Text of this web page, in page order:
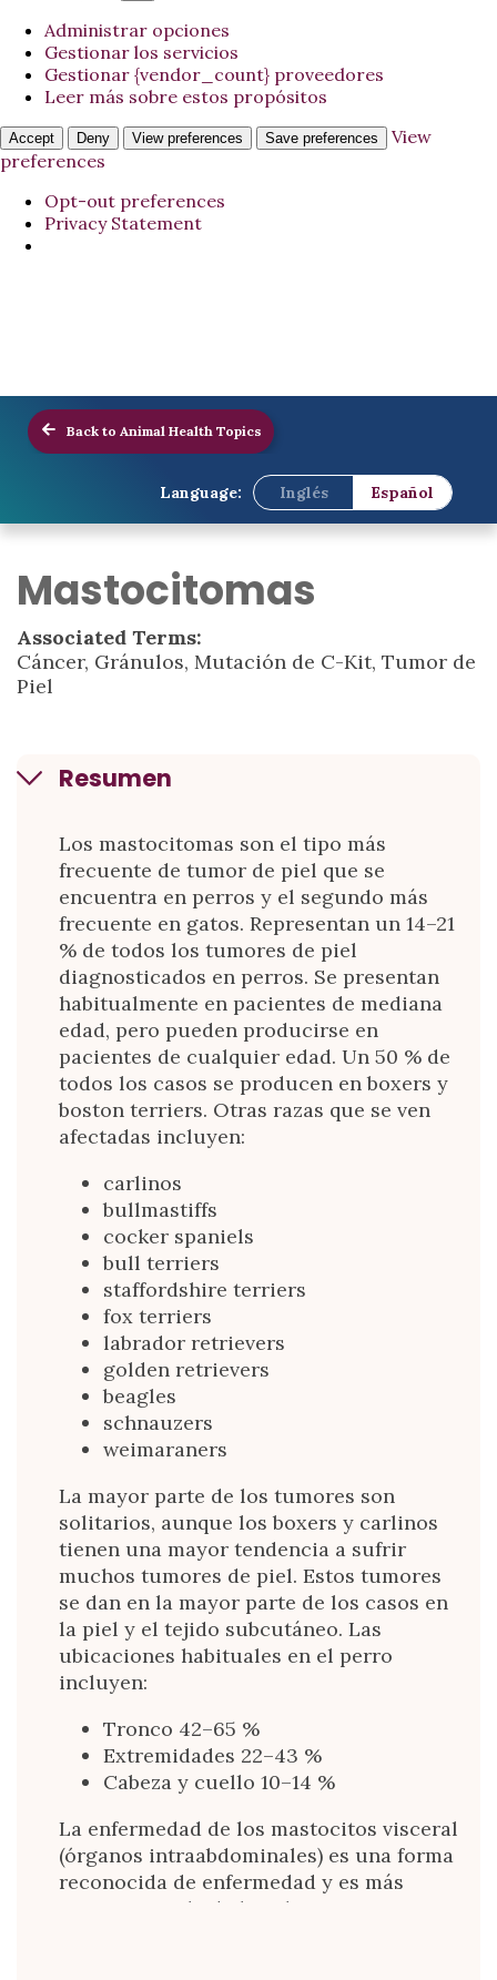
Administrar opciones
Gestionar los servicios
Gestionar {vendor_count} proveedores
Leer más sobre estos propósitos
Accept Deny View preferences Save preferences
View
preferences
Opt-out preferences
Privacy Statement
Back to Animal Health Topics
Language: Inglés Español
Mastocitomas
Associated Terms:
Cáncer, Gránulos, Mutación de C-Kit, Tumor de
Piel
Resumen
Los mastocitomas son el tipo más
frecuente de tumor de piel que se
encuentra en perros y el segundo más
frecuente en gatos. Representan un 14–21
% de todos los tumores de piel
diagnosticados en perros. Se presentan
habitualmente en pacientes de mediana
edad, pero pueden producirse en
pacientes de cualquier edad. Un 50 % de
todos los casos se producen en boxers y
boston terriers. Otras razas que se ven
afectadas incluyen:
carlinos
bullmastiffs
cocker spaniels
bull terriers
staffordshire terriers
fox terriers
labrador retrievers
golden retrievers
beagles
schnauzers
weimaraners
La mayor parte de los tumores son
solitarios, aunque los boxers y carlinos
tienen una mayor tendencia a sufrir
muchos tumores de piel. Estos tumores
se dan en la mayor parte de los casos en
la piel y el tejido subcutáneo. Las
ubicaciones habituales en el perro
incluyen:
Tronco 42–65 %
Extremidades 22–43 %
Cabeza y cuello 10–14 %
La enfermedad de los mastocitos visceral
(órganos intraabdominales) es una forma
reconocida de enfermedad y es más
agresiva que la de las ubicaciones